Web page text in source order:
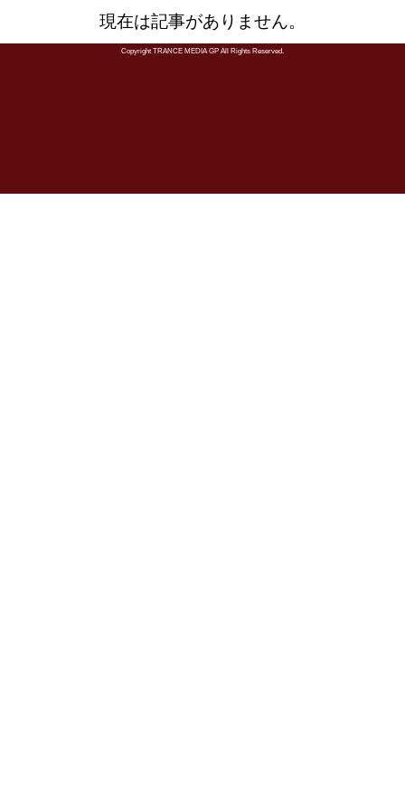
現在は記事がありません。
Copyright TRANCE MEDIA GP All Rights Reserved.